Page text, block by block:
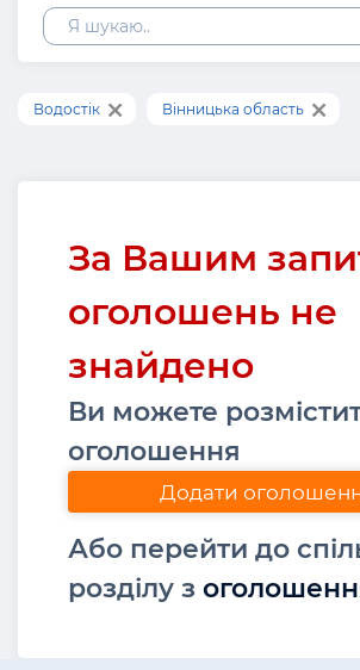
Водостік Вінницька область
За Вашим
оголошень не
знайдено
Ви можете
оголошення
Додати
Або перейти до
розділу з